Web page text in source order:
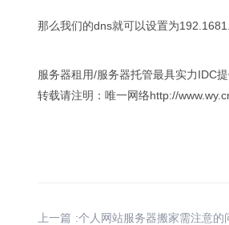
那么我们的dns就可以设置为
服务器租用/服务器托管最具实力IDC
转载请注明：唯一网络http://
上一篇 :个人网站服务器搬家需注意的